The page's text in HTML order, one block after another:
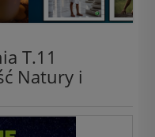
T.11
Natury i